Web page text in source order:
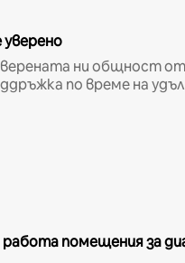
ни общност от
по време на
помещения за